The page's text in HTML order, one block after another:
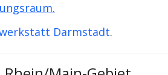
Darmstadt.